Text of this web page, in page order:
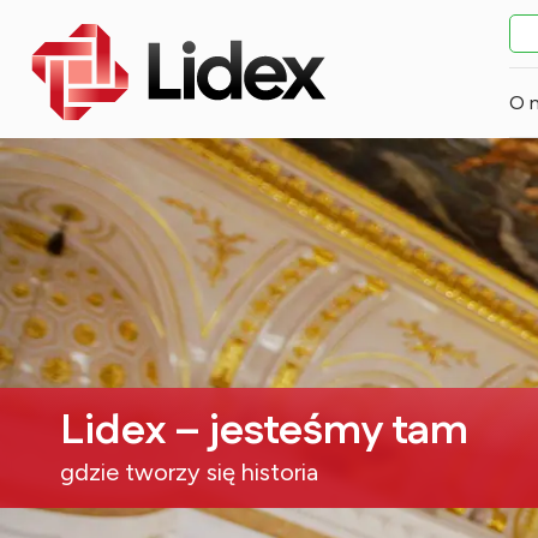
O
Lidex – jesteśmy tam
gdzie tworzy się historia